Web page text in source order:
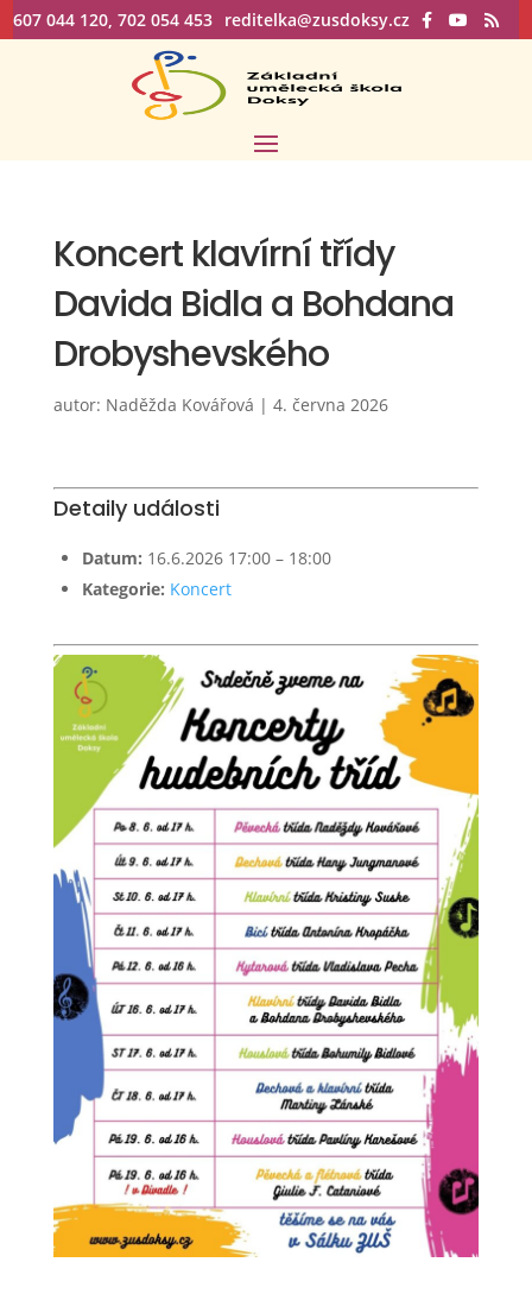
607 044 120, 702 054 453 reditelka@zusdoksy.cz
Koncert klavírní třídy
Davida Bidla a Bohdana
Drobyshevského
autor: Naděžda Kovářová | 4. června 2026
Detaily události
Datum: 16.6.2026 17:00– 18:00
Kategorie: Koncert